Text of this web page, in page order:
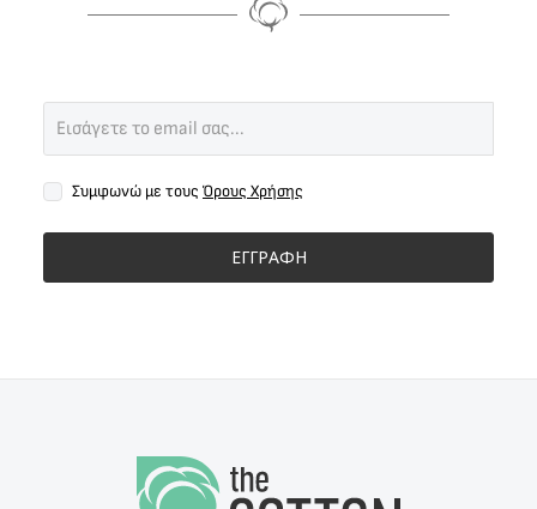
Συμφωνώ με τους Όρους Χρήσης
ΕΓΓΡΑΦΗ